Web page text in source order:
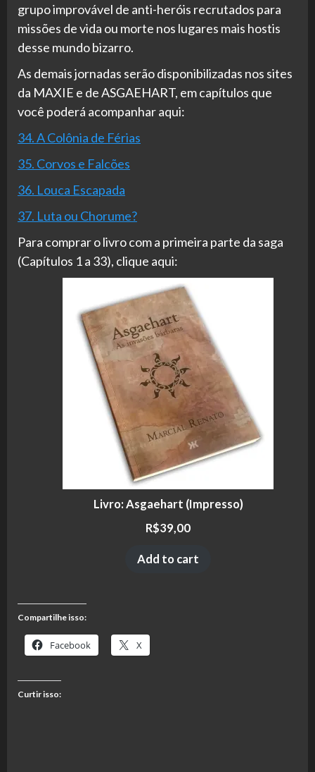
grupo improvável de anti-heróis recrutados para
missões de vida ou morte nos lugares mais hostis
desse mundo bizarro.
As demais jornadas serão disponibilizadas nos sites
da MAXIE e de ASGAEHART, em capítulos que
você poderá acompanhar aqui:
34. A Colônia de Férias
35. Corvos e Falcões
36. Louca Escapada
37. Luta ou Chorume?
Para comprar o livro com a primeira parte da saga
(Capítulos 1 a 33), clique aqui:
Livro: Asgaehart (Impresso)
R$39,00
Add to cart
Compartilhe isso:
Facebook X
Curtir isso: